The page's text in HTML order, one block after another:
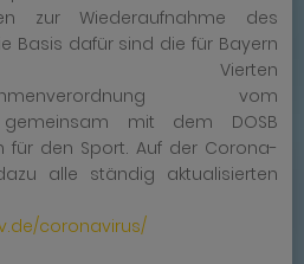
zur Wiederaufnahme des
Basis dafür sind die für Bayern
Vierten
vom
mit dem DOSB
für den Sport. Auf der Corona-
alle ständig aktualisierten
coronavirus/